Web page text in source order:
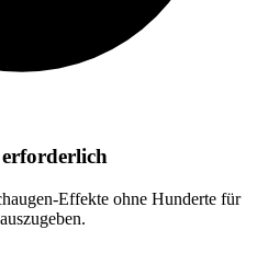
Effekte ohne Hunderte für